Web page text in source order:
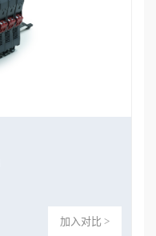
加入对比 >